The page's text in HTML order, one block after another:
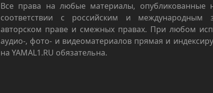
Все права на любые материалы,
соответствии с российским и международным
авторском праве и смежных правах. При любом
аудио-, фото- и видеоматериалов прямая и
на YAMAL1.RU обязательна.